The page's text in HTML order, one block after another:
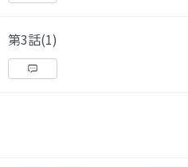
第3話(1)